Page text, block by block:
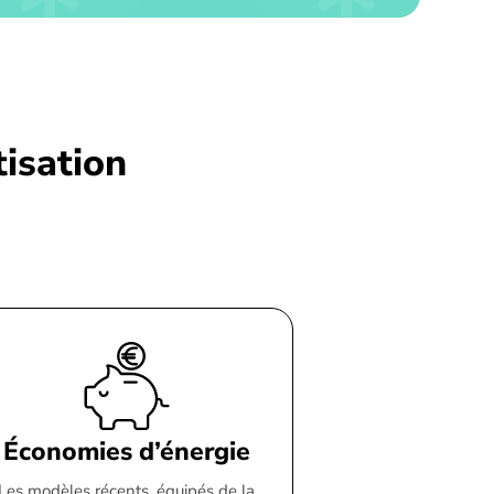
Économies d’énergie